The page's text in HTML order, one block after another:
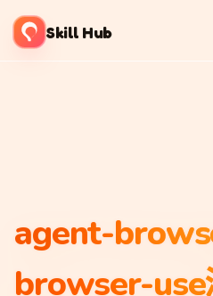
Skill Hub
agent-
browser-use